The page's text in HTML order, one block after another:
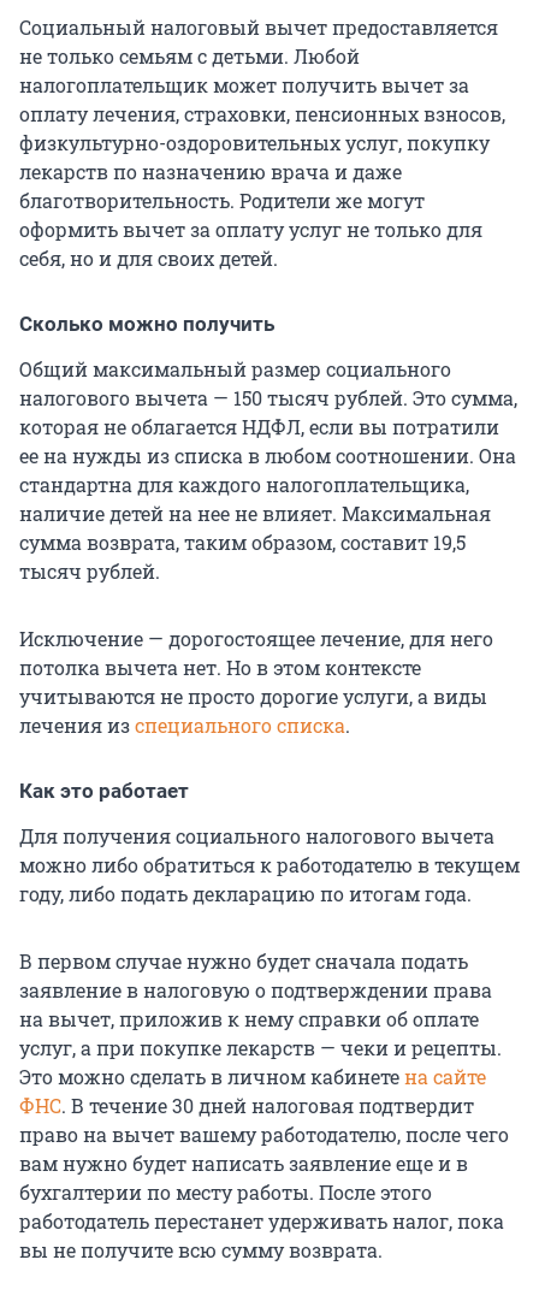
Социальный налоговый вычет предоставляется
не только семьям с детьми. Любой
налогоплательщик может получить вычет за
оплату лечения, страховки, пенсионных взносов,
физкультурно-оздоровительных услуг, покупку
лекарств по назначению врача и даже
благотворительность. Родители же могут
оформить вычет за оплату услуг не только для
себя, но и для своих детей.
Сколько можно получить
Общий максимальный размер социального
налогового вычета — 150 тысяч рублей. Это сумма,
которая не облагается НДФЛ, если вы потратили
ее на нужды из списка в любом соотношении. Она
стандартна для каждого налогоплательщика,
наличие детей на нее не влияет. Максимальная
сумма возврата, таким образом, составит 19,5
тысяч рублей.
Исключение — дорогостоящее лечение, для него
потолка вычета нет. Но в этом контексте
учитываются не просто дорогие услуги, а виды
лечения изспециального списка.
Как это работает
Для получения социального налогового вычета
можно либо обратиться к работодателю в текущем
году, либо подать декларацию по итогам года.
В первом случае нужно будет сначала подать
заявление в налоговую о подтверждении права
на вычет, приложив к нему справки об оплате
услуг, а при покупке лекарств — чеки и рецепты.
Это можно сделать в личном кабинетена сайте
ФНС. В течение 30 дней налоговая подтвердит
право на вычет вашему работодателю, после чего
вам нужно будет написать заявление еще и в
бухгалтерии по месту работы. После этого
работодатель перестанет удерживать налог, пока
вы не получите всю сумму возврата.